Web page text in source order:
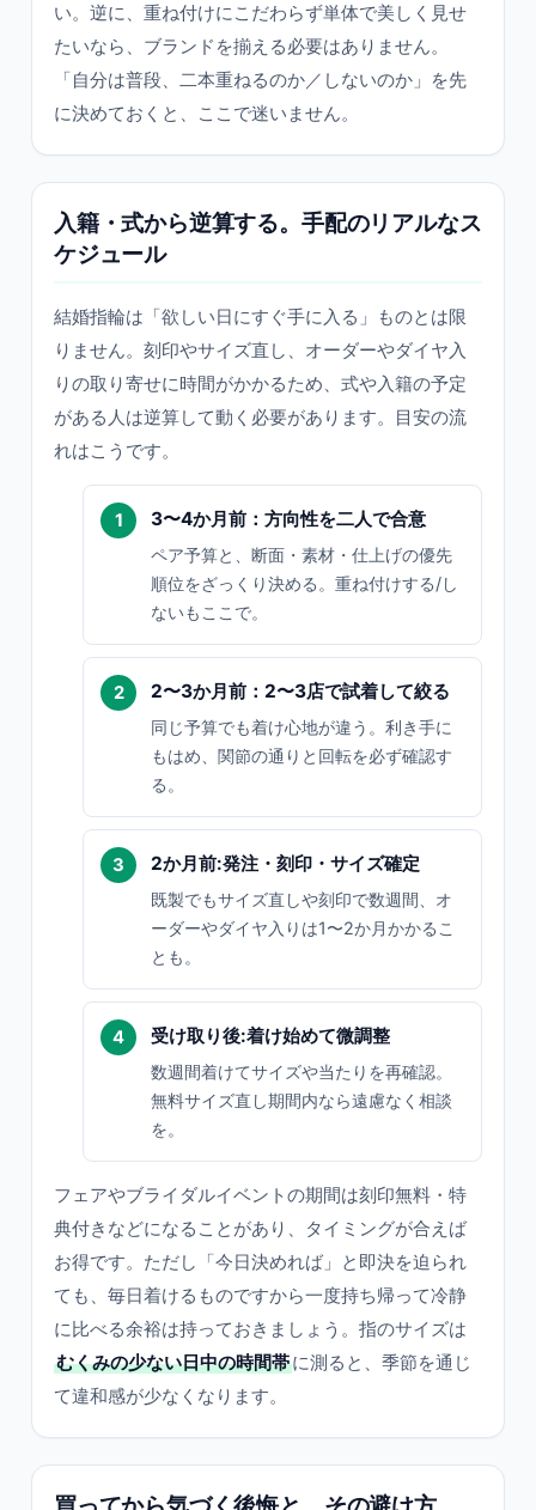
い。逆に、重ね付けにこだわらず単体で美しく見せ
たいなら、ブランドを揃える必要はありません。
「自分は普段、二本重ねるのか／しないのか」を先
に決めておくと、ここで迷いません。
入籍・式から逆算する。手配のリアルなス
ケジュール
結婚指輪は「欲しい日にすぐ手に入る」ものとは限
りません。刻印やサイズ直し、オーダーやダイヤ入
りの取り寄せに時間がかかるため、式や入籍の予定
がある人は逆算して動く必要があります。目安の流
れはこうです。
3〜4か月前：方向性を二人で合意
ペア予算と、断面・素材・仕上げの優先
順位をざっくり決める。重ね付けする/し
ないもここで。
2〜3か月前：2〜3店で試着して絞る
同じ予算でも着け心地が違う。利き手に
もはめ、関節の通りと回転を必ず確認す
る。
2か月前:発注・刻印・サイズ確定
既製でもサイズ直しや刻印で数週間、オ
ーダーやダイヤ入りは1〜2か月かかるこ
とも。
受け取り後:着け始めて微調整
数週間着けてサイズや当たりを再確認。
無料サイズ直し期間内なら遠慮なく相談
を。
フェアやブライダルイベントの期間は刻印無料・特
典付きなどになることがあり、タイミングが合えば
お得です。ただし「今日決めれば」と即決を迫られ
ても、毎日着けるものですから一度持ち帰って冷静
に比べる余裕は持っておきましょう。指のサイズは
むくみの少ない日中の時間帯に測ると、季節を通じ
て違和感が少なくなります。